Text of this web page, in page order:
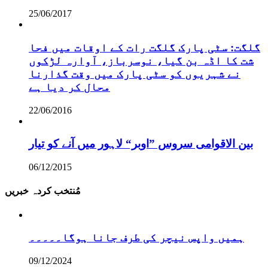
25/06/2017
گلگت: سٹی پارک گلگت رات کے اوقات میں فحا
شت کا اڈہ بن گیا، نوسرباز، آوارہ لڑکوں
نے شہریوں کو سٹی پارک میں وقت گذارنا
محال کر دیا ہے
22/06/2016
بین الاقوامی سروس ”اوبر“ لاہور میں آنے کو تیار
06/12/2015
مُنتخب کردہ خبریں
ہمیں واپس نیچر کی طرف جانا ہوگا۔۔۔۔۔
09/12/2024